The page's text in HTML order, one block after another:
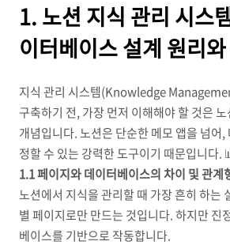
1. 노션 지식 관리 시스
이터베이스 설계 원리
지식 관리 시스템(Knowledge
구축하기 전, 가장 먼저 이해해야 할 것은
개념입니다. 노션은 단순한 메모 앱을 넘어,
정할 수 있는 강력한 도구이기 때문입니다.
1.1 페이지와 데이터베이스의 차이 및 관계
노션에서 지식을 관리할 때 가장 흔히 하는
별 페이지로만 만드는 것입니다. 하지만 진
베이스를 기반으로 작동합니다.